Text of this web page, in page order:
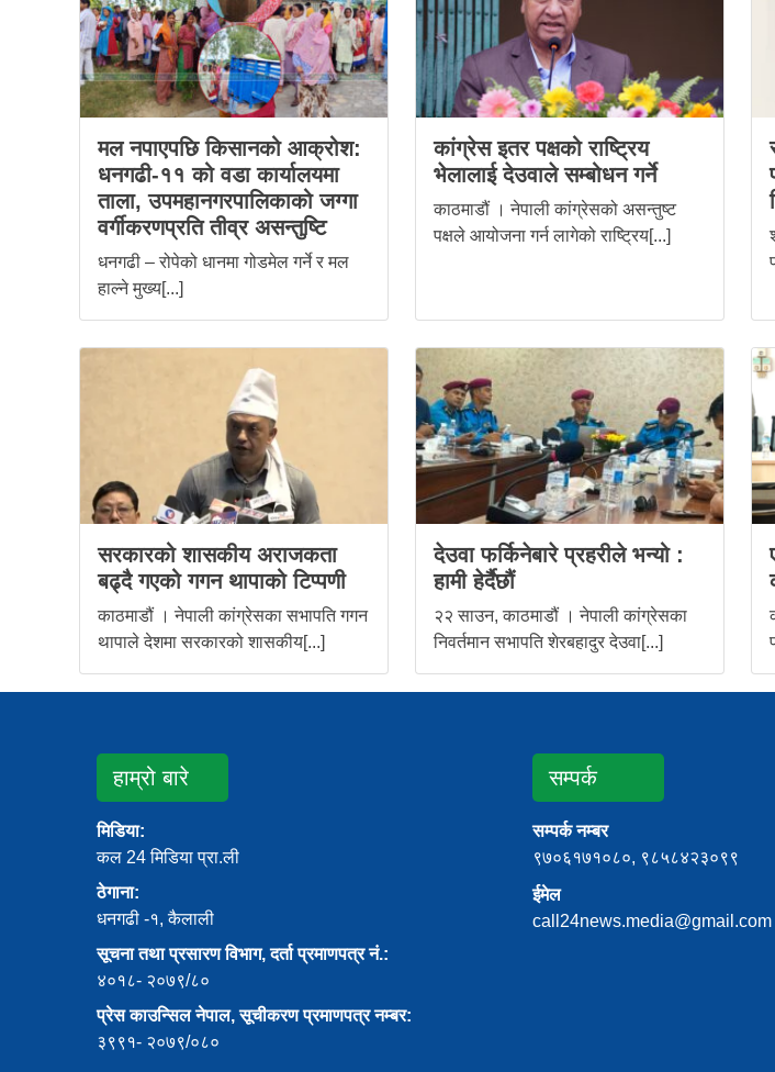
मल नपाएपछि किसानको आक्रोश:
धनगढी-११ को वडा कार्यालयमा
ताला, उपमहानगरपालिकाको जग्गा
वर्गीकरणप्रति तीव्र असन्तुष्टि
धनगढी – रोपेको धानमा गोडमेल गर्ने र मल
हाल्ने मुख्य[...]
कांग्रेस इतर पक्षको राष्ट्रिय
भेलालाई देउवाले सम्बोधन गर्ने
काठमाडौं । नेपाली कांग्रेसको असन्तुष्ट
पक्षले आयोजना गर्न लागेको राष्ट्रिय[...]
सरकारको शासकीय अराजकता
बढ्दै गएको गगन थापाको टिप्पणी
काठमाडौं । नेपाली कांग्रेसका सभापति गगन
थापाले देशमा सरकारको शासकीय[...]
देउवा फर्किनेबारे प्रहरीले भन्यो :
हामी हेर्दैछौं
२२ साउन, काठमाडौं । नेपाली कांग्रेसका
निवर्तमान सभापति शेरबहादुर देउवा[...]
हाम्रो बारे
मिडिया:
कल 24 मिडिया प्रा.ली
ठेगाना:
धनगढी -१, कैलाली
सूचना तथा प्रसारण विभाग, दर्ता प्रमाणपत्र नं.:
४०१८- २०७९/८०
प्रेस काउन्सिल नेपाल, सूचीकरण प्रमाणपत्र नम्बर:
३९९१- २०७९/०८०
सम्पर्क
सम्पर्क नम्बर
९७०६१७१०८०, ९८५८४२३०९९
ईमेल
call24news.media@gmail.com